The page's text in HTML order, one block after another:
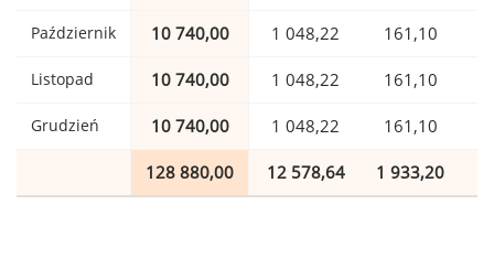
Październik 10 740,00 1 048,22 161,10
Listopad 10 740,00 1 048,22 161,10
Grudzień 10 740,00 1 048,22 161,10
128 880,00 12 578,64 1 933,20